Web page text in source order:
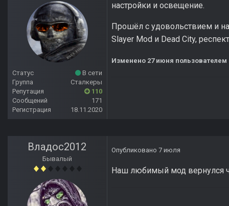
Статус
В сети
Группа
Сталкеры
Репутация
110
Сообщений
171
Регистрация
18.11.2020
настройки и освещение.
Прошёл с удовольствием и на
Slayer Mod и Dead City,
Изменено 27 июня пользователем
Владос2012
Бывалый
Опубликовано 7 июля
Наш любимый мод вернулся